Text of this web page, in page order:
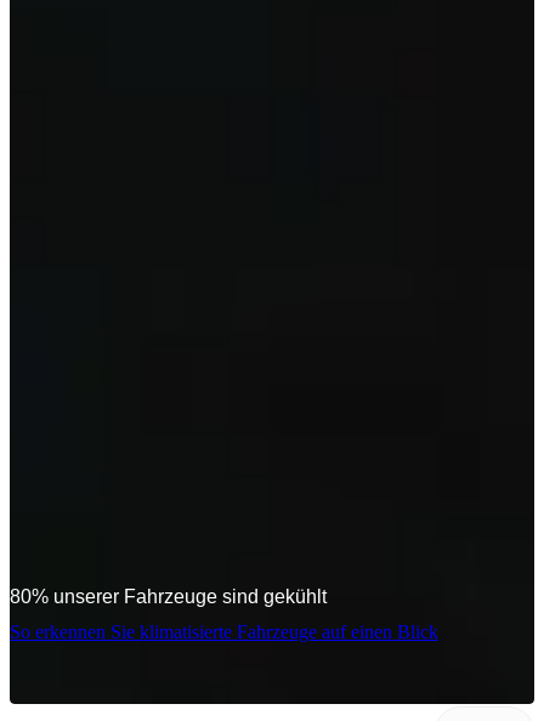
80% unserer Fahrzeuge sind gekühlt
So erkennen Sie klimatisierte Fahrzeuge auf einen Blick